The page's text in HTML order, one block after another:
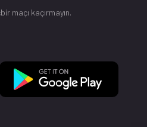
maçı kaçırmayın.